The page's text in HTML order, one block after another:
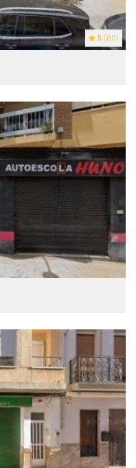
5 (80)